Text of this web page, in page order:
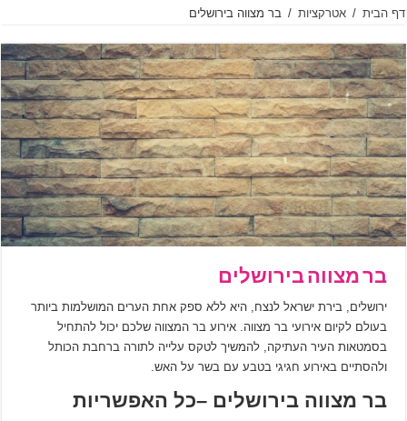
דף הבית / אטרקציות / בר מצווה בירושלים
בר מצווה בירושלים
ירושלים, בירת ישראל לנצח, היא ללא ספק אחת הערים המושלמות ביותר
בעולם לקיום אירועי בר מצווה. אירוע בר המצווה שלכם יכול להתחיל
בסמטאות העיר העתיקה, להמשיך לטקס עלייה לתורה ברחבת הכותל
ולהסתיים באירוע חגיגי בטבע עם בשר על האש.
בר מצווה בירושלים –כל האפשריות